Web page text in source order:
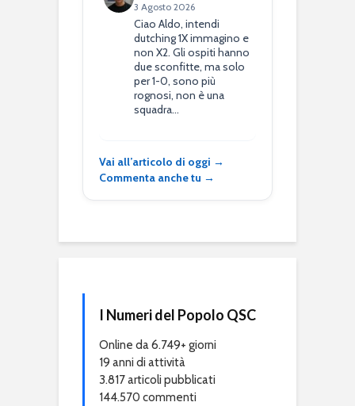
3 Agosto 2026
Ciao Aldo, intendi
dutching 1X immagino e
non X2. Gli ospiti hanno
due sconfitte, ma solo
per 1-0, sono più
rognosi, non è una
squadra…
Vai all’articolo di oggi →
Commenta anche tu →
I Numeri del Popolo QSC
Online da 6.749+ giorni
19 anni di attività
3.817 articoli pubblicati
144.570 commenti